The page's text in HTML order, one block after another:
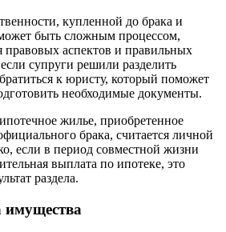
купленной до брака и
быть сложным процессом,
аспектов и правильных
супруги решили разделить
к юристу, который поможет
необходимые документы.
жилье, приобретенное
брака, считается личной
если в период совместной жизни
выплата по ипотеке, это
раздела.
имущества